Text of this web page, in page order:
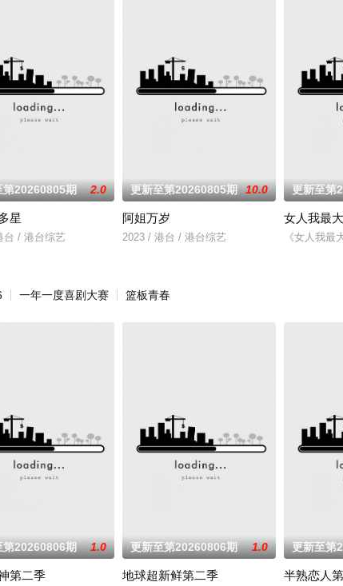
百娱乐》直击网路爆红战场，拆解话题背后的荒谬本质。那些你看不懂
第20260805期 2.0
星
台 / 港台综艺
更新至第20260805期 10.0
阿姐万岁
2023 / 港台 / 港台综艺
更新至第
女人我最大
《女人我
一年一度喜剧大赛 篮板青春
第20260806期 1.0
第二季
更新至第20260806期 1.0
地球超新鲜第二季
更新至第
半熟恋人